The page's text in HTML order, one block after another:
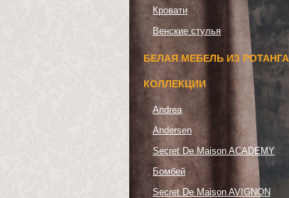
Кровати
Венские стулья
БЕЛАЯ МЕБЕЛЬ ИЗ РОТАНГА
КОЛЛЕКЦИИ
Andrea
Andersen
Secret De Maison ACADEMY
Бомбей
Secret De Maison AVIGNON